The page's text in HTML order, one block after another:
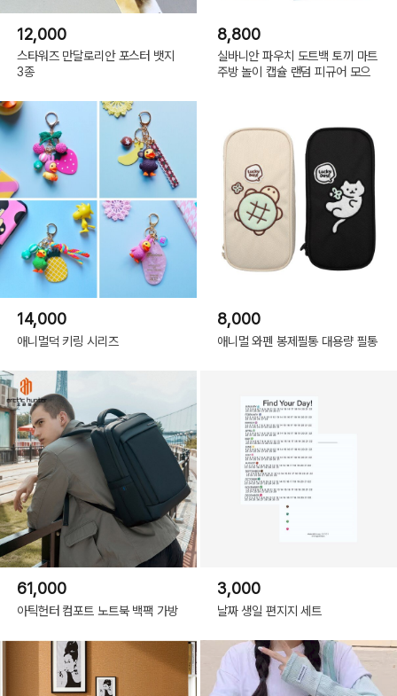
12,000
스타워즈 만달로리안 포스터 뱃지
3종
8,800
실바니안 파우치 도트백 토끼 마트
주방 놀이 캡슐 랜덤 피규어 모으
14,000
애니멀덕 키링 시리즈
8,000
애니멀 와펜 봉제필통 대용량 필통
61,000
아틱헌터 컴포트 노트북 백팩 가방
3,000
날짜 생일 편지지 세트